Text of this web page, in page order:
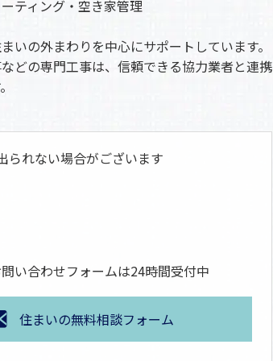
ティング・空き家管理
いの外まわりを中心にサポートしています。
どの専門工事は、信頼できる協力業者と連携
られない場合がございます
い合わせフォームは24時間受付中
住まいの無料相談フォーム